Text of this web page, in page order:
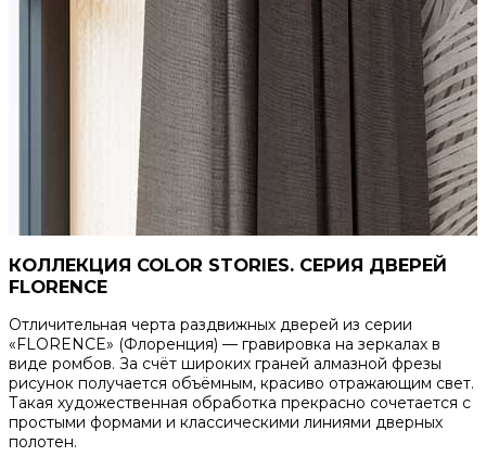
КОЛЛЕКЦИЯ COLOR STORIES. СЕРИЯ ДВЕРЕЙ
FLORENCE
Отличительная черта раздвижных дверей из серии
«FLORENCE» (Флоренция) — гравировка на зеркалах в
виде ромбов. За счёт широких граней алмазной фрезы
рисунок получается объёмным, красиво отражающим свет.
Такая художественная обработка прекрасно сочетается с
простыми формами и классическими линиями дверных
полотен.